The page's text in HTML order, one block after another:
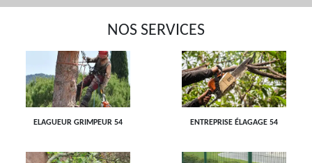
NOS SERVICES
ELAGUEUR GRIMPEUR 54 ENTREPRISE ÉLAGAGE 54